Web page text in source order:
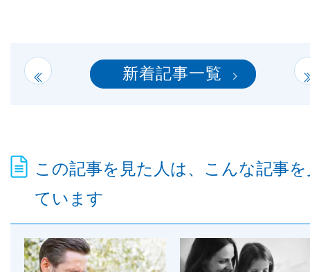
新着記事一覧
この記事を見た人は、こんな記事を
ています